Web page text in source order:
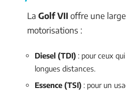
La Golf VII offre une
motorisations :
Diesel (TDI) : pour ceux
longues distances.
Essence (TSI) : pour un